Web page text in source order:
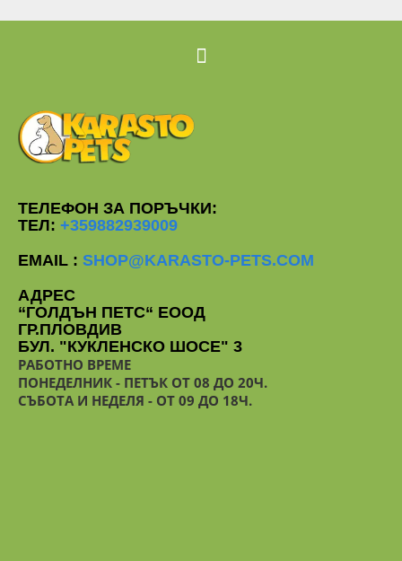
ТЕЛЕФОН ЗА ПОРЪЧКИ:
ТЕЛ: +359882939009
EMAIL : SHOP@KARASTO-PETS.COM
АДРЕС
“ГОЛДЪН ПЕТС“ ЕООД
ГР.ПЛОВДИВ
БУЛ. "КУКЛЕНСКО ШОСЕ" 3
РАБОТНО ВРЕМЕ
ПОНЕДЕЛНИК - ПЕТЪК ОТ 08 ДО 20Ч.
СЪБОТА И НЕДЕЛЯ - ОТ 09 ДО 18Ч.